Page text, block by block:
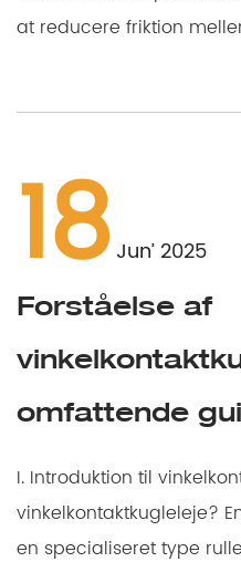
at reducere friktion
18 Jun’ 2025
Forståelse af
omfattende
I. Introduktion til
vinkelkontaktkugleleje? En Vinkelkontaktkugleleje er
en specialiseret type